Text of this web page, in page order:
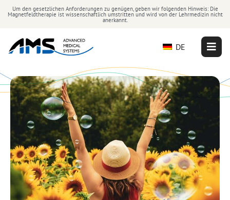
Um den gesetzlichen Anforderungen zu genügen, geben wir folgenden Hinweis: Die
Magnetfeldtherapie ist wissenschaftlich umstritten und wird von der Lehrmedizin nicht
anerkannt.
DE